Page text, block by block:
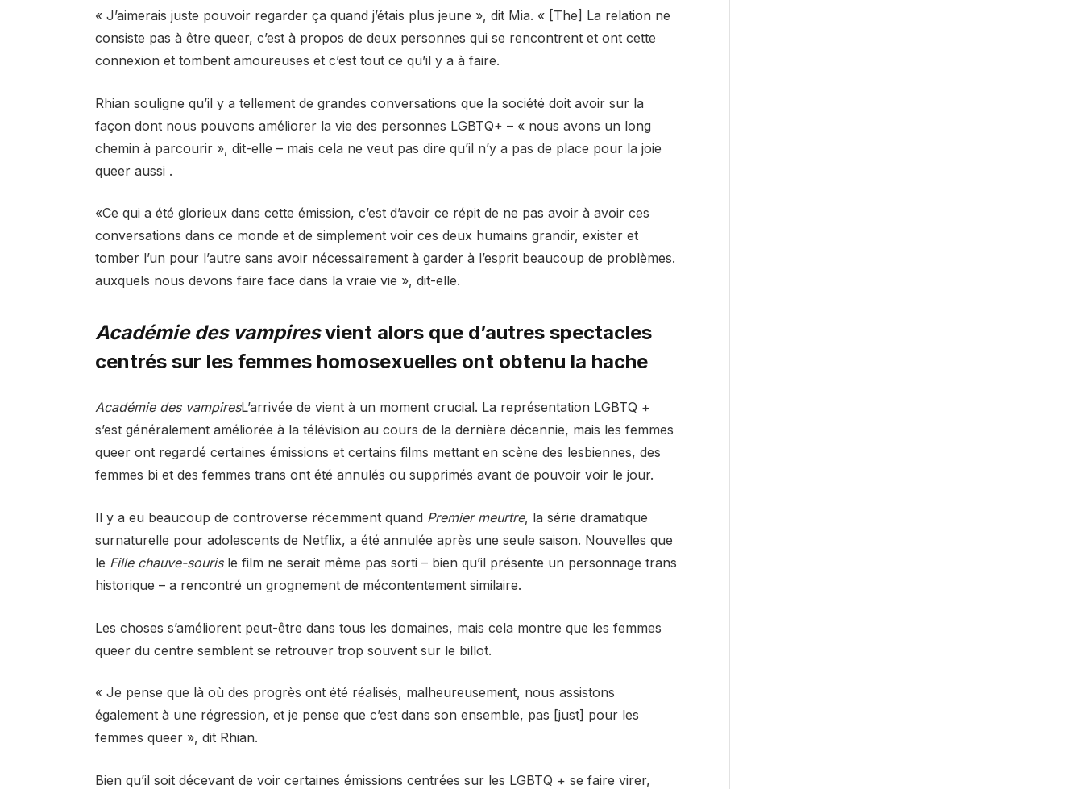
« J’aimerais juste pouvoir regarder ça quand j’étais plus jeune », dit Mia. « [The] La relation ne
consiste pas à être queer, c’est à propos de deux personnes qui se rencontrent et ont cette
connexion et tombent amoureuses et c’est tout ce qu’il y a à faire.
Rhian souligne qu’il y a tellement de grandes conversations que la société doit avoir sur la
façon dont nous pouvons améliorer la vie des personnes LGBTQ+ – « nous avons un long
chemin à parcourir », dit-elle – mais cela ne veut pas dire qu’il n’y a pas de place pour la joie
queer aussi .
«Ce qui a été glorieux dans cette émission, c’est d’avoir ce répit de ne pas avoir à avoir ces
conversations dans ce monde et de simplement voir ces deux humains grandir, exister et
tomber l’un pour l’autre sans avoir nécessairement à garder à l’esprit beaucoup de problèmes.
auxquels nous devons faire face dans la vraie vie », dit-elle.
Académie des vampiresvient alors que d’autres spectacles
centrés sur les femmes homosexuelles ont obtenu la hache
Académie des vampiresL’arrivée de vient à un moment crucial. La représentation LGBTQ +
s’est généralement améliorée à la télévision au cours de la dernière décennie, mais les femmes
queer ont regardé certaines émissions et certains films mettant en scène des lesbiennes, des
femmes bi et des femmes trans ont été annulés ou supprimés avant de pouvoir voir le jour.
Il y a eu beaucoup de controverse récemment quand Premier meurtre, la série dramatique
surnaturelle pour adolescents de Netflix, a été annulée après une seule saison. Nouvelles que
le Fille chauve-souris le film ne serait même pas sorti – bien qu’il présente un personnage trans
historique – a rencontré un grognement de mécontentement similaire.
Les choses s’améliorent peut-être dans tous les domaines, mais cela montre que les femmes
queer du centre semblent se retrouver trop souvent sur le billot.
« Je pense que là où des progrès ont été réalisés, malheureusement, nous assistons
également à une régression, et je pense que c’est dans son ensemble, pas [just] pour les
femmes queer », dit Rhian.
Bien qu’il soit décevant de voir certaines émissions centrées sur les LGBTQ + se faire virer,